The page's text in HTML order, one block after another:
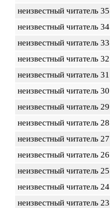
неизвестный читатель 35
неизвестный читатель 34
неизвестный читатель 33
неизвестный читатель 32
неизвестный читатель 31
неизвестный читатель 30
неизвестный читатель 29
неизвестный читатель 28
неизвестный читатель 27
неизвестный читатель 26
неизвестный читатель 25
неизвестный читатель 24
неизвестный читатель 23